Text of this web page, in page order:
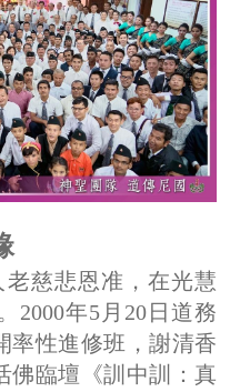
老慈悲恩准，在光慧
2000年5月20日道務
率性進修班，謝清香
佛臨壇《訓中訓：真